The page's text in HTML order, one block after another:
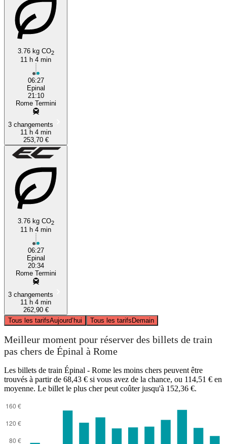
3.76 kg CO2
11 h 4 min
06:27
Epinal
21:10
Rome Termini
3 changements
11 h 4 min
253,70 €
3.76 kg CO2
11 h 4 min
06:27
Epinal
20:34
Rome Termini
3 changements
11 h 4 min
262,90 €
Tous les tarifsAujourd’hui Tous les tarifsDemain
Meilleur moment pour réserver des billets de train
pas chers de Épinal à Rome
Les billets de train Épinal - Rome les moins chers peuvent être
trouvés à partir de 68,43 € si vous avez de la chance, ou 114,51 € en
moyenne. Le billet le plus cher peut coûter jusqu'à 152,36 €.